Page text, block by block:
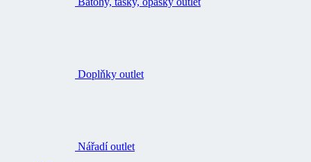
Doplňky outlet
Nářadí outlet